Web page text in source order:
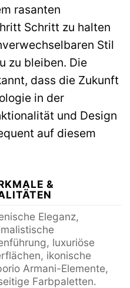
rasanten
Schritt zu halten
Stil
zu bleiben. Die
dass die Zukunft
in der
und Design
auf diesem
&
Eleganz,
luxuriöse
ikonische
Armani-Elemente,
Farbpaletten.